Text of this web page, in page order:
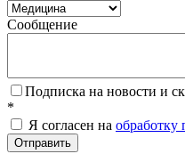
Сообщение
Подписка на новости и
*
Я согласен на обработку